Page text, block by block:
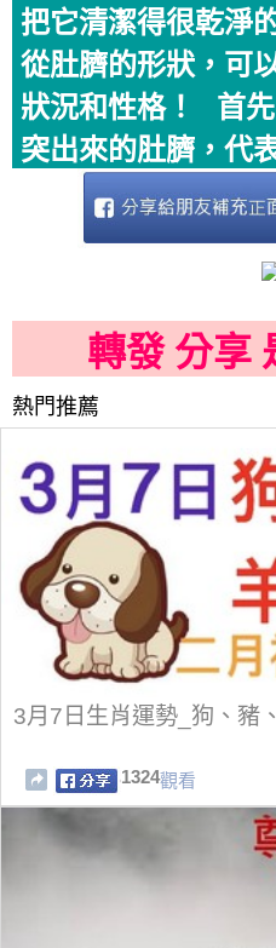
把它清潔得很乾淨
從肚臍的形狀，可
狀況和性格！ 首
突出來的肚臍，代
轉發 分享
熱門推薦
3月7日生肖運勢_狗、豬
1324觀看